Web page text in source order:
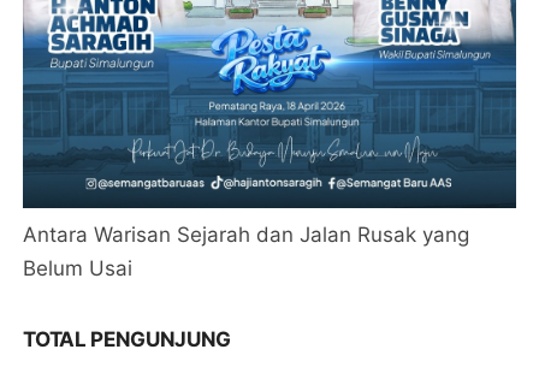
Antara Warisan Sejarah dan Jalan Rusak yang
Belum Usai
TOTAL PENGUNJUNG